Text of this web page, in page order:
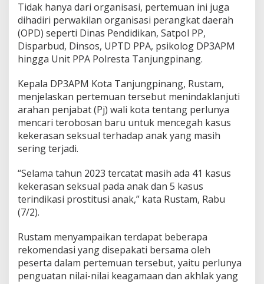
r
g
a
n
i
s
s
i
D
a
n
O
T
i
n
t
k
a
n
Tidak hanya dari organisasi, pertemuan ini juga
dihadiri perwakilan organisasi perangkat daerah
(OPD) seperti Dinas Pendidikan, Satpol PP,
Disparbud, Dinsos, UPTD PPA, psikolog DP3APM
hingga Unit PPA Polresta Tanjungpinang.
Kepala DP3APM Kota Tanjungpinang, Rustam,
menjelaskan pertemuan tersebut menindaklanjuti
arahan penjabat (Pj) wali kota tentang perlunya
mencari terobosan baru untuk mencegah kasus
kekerasan seksual terhadap anak yang masih
sering terjadi.
“Selama tahun 2023 tercatat masih ada 41 kasus
kekerasan seksual pada anak dan 5 kasus
terindikasi prostitusi anak,” kata Rustam, Rabu
(7/2).
Rustam menyampaikan terdapat beberapa
rekomendasi yang disepakati bersama oleh
peserta dalam pertemuan tersebut, yaitu perlunya
penguatan nilai-nilai keagamaan dan akhlak yang